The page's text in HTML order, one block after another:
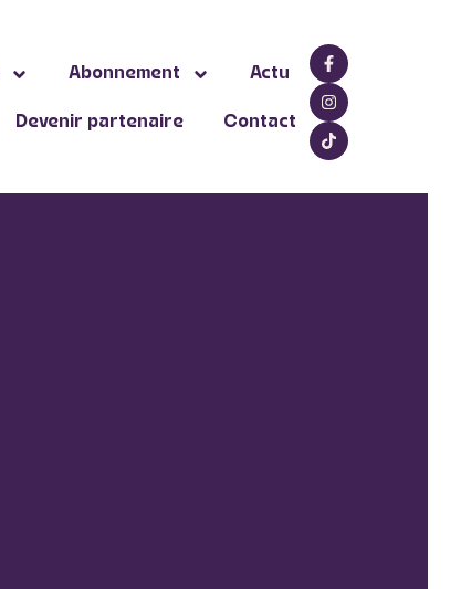
Abonnement Actu
Devenir partenaire Contact